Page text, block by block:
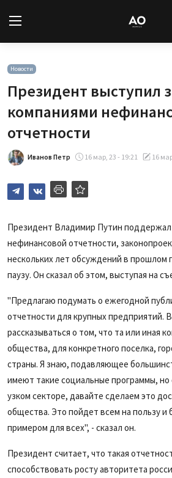
Новости
Статьи
Авторы
Архив
База знаний
Новости
Президент выступил
компаниями
отчетности
Иванов Петр 16 мар, 23 - 19:21 16
Президент Владимир Путин поддержал
нефинансовой отчетности,
нескольких лет обсуждений в прошлом
паузу. Он сказал об этом, выступая на
"Предлагаю подумать о ежегодной
отчетности для крупных предприятий.
рассказываться о том, что та или иная
общества, для конкретного поселка,
страны. Я знаю, подавляющее
имеют такие социальные программы, но
узком секторе, давайте сделаем это
общества. Это пойдет всем на пользу и
примером для всех", - сказал он.
Президент считает, что такая
способствовать росту авторитета